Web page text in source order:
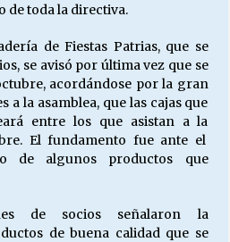
de toda la directiva.
de Fiestas Patrias, que se
se avisó por última vez que se
acordándose por la gran
a la asamblea, que las cajas que
entre los que asistan a la
El fundamento fue ante el
de algunos productos que
de socios señalaron la
de buena calidad que se